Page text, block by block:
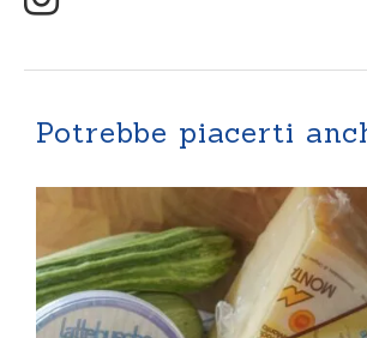
Potrebbe piacerti